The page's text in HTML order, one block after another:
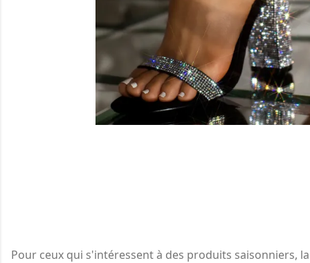
Pour ceux qui s'intéressent à des produits saisonniers,